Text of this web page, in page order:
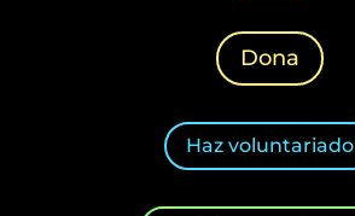
Dona
Haz voluntariado